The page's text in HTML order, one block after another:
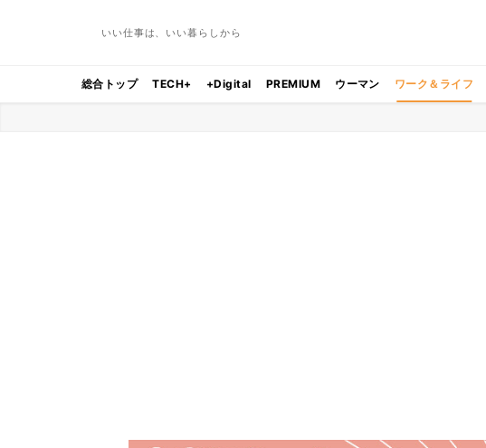
いい仕事は、いい暮らしから
総合トップ TECH+ +Digital PREMIUM ウーマン ワーク＆ライフ